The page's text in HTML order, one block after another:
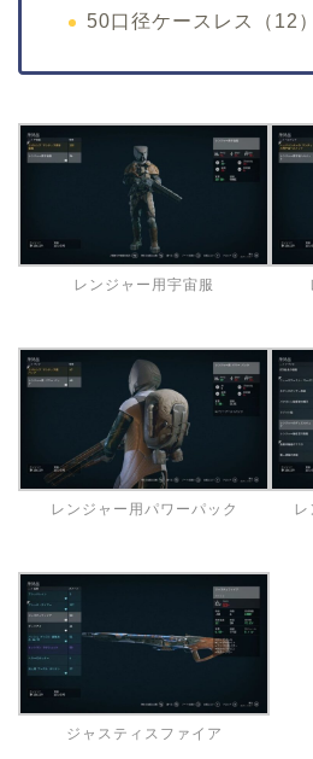
50口径ケースレス（12）
レンジャー用宇宙服
レンジャー用パワーパック
ジャスティスファイア